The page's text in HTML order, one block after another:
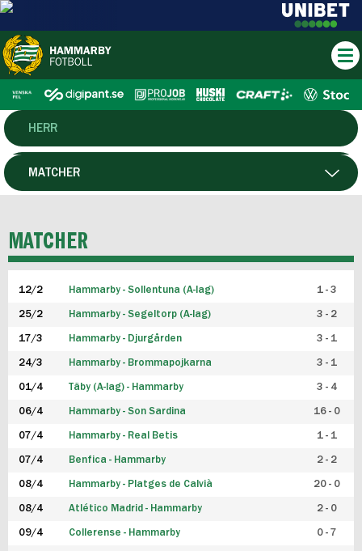
HERR
DAM
P19
F19
FUTSAL HERR
FUTSAL DAM
MATCHER
MATCHER
12/2 Hammarby - Sollentuna (A-lag) 1 - 3
25/2 Hammarby - Segeltorp (A-lag) 3 - 2
17/3 Hammarby - Djurgården 3 - 1
24/3 Hammarby - Brommapojkarna 3 - 1
01/4 Täby (A-lag) - Hammarby 3 - 4
06/4 Hammarby - Son Sardina 16 - 0
07/4 Hammarby - Real Betis 1 - 1
07/4 Benfica - Hammarby 2 - 2
08/4 Hammarby - Platges de Calvià 20 - 0
08/4 Atlético Madrid - Hammarby 2 - 0
09/4 Collerense - Hammarby 0 - 7